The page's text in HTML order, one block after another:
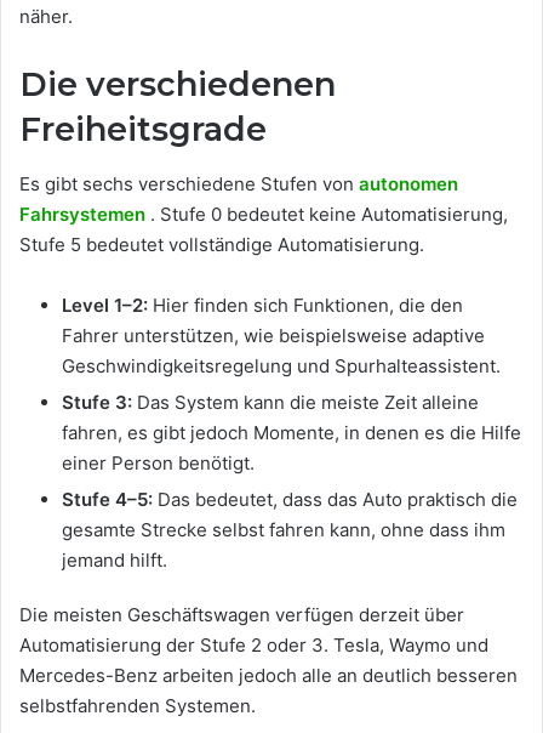
näher.
Die verschiedenen
Freiheitsgrade
Es gibt sechs verschiedene Stufen von autonomen
Fahrsystemen . Stufe 0 bedeutet keine Automatisierung,
Stufe 5 bedeutet vollständige Automatisierung.
Level 1–2: Hier finden sich Funktionen, die den
Fahrer unterstützen, wie beispielsweise adaptive
Geschwindigkeitsregelung und Spurhalteassistent.
Stufe 3: Das System kann die meiste Zeit alleine
fahren, es gibt jedoch Momente, in denen es die Hilfe
einer Person benötigt.
Stufe 4–5: Das bedeutet, dass das Auto praktisch die
gesamte Strecke selbst fahren kann, ohne dass ihm
jemand hilft.
Die meisten Geschäftswagen verfügen derzeit über
Automatisierung der Stufe 2 oder 3. Tesla, Waymo und
Mercedes-Benz arbeiten jedoch alle an deutlich besseren
selbstfahrenden Systemen.